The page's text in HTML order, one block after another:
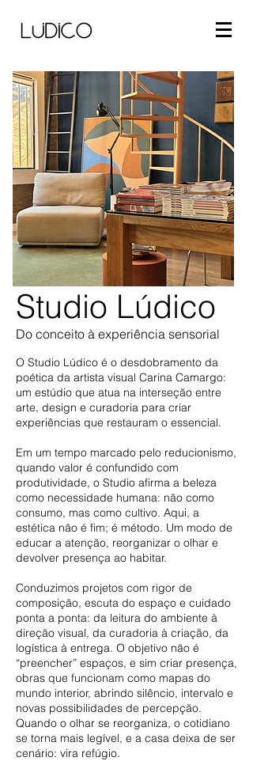
Studio Lúdico
Do conceito à experiência sensorial
O Studio Lúdico é o desdobramento da
poética da artista visual Carina Camargo:
um estúdio que atua na interseção entre
arte, design e curadoria para criar
experiências que restauram o essencial.
Em um tempo marcado pelo reducionismo,
quando valor é confundido com
produtividade, o Studio afirma a beleza
como necessidade humana: não como
consumo, mas como cultivo. Aqui, a
estética não é fim; é método. Um modo de
educar a atenção, reorganizar o olhar e
devolver presença ao habitar.
Conduzimos projetos com rigor de
composição, escuta do espaço e cuidado
ponta a ponta: da leitura do ambiente à
direção visual, da curadoria à criação, da
logística à entrega. O objetivo não é
“preencher” espaços, e sim criar presença,
obras que funcionam como mapas do
mundo interior, abrindo silêncio, intervalo e
novas possibilidades de percepção.
Quando o olhar se reorganiza, o cotidiano
se torna mais legível, e a casa deixa de ser
cenário: vira refúgio.